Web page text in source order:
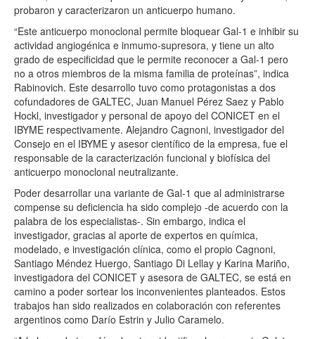
probaron y caracterizaron un anticuerpo humano.
“Este anticuerpo monoclonal permite bloquear Gal-1 e inhibir su
actividad angiogénica e inmumo-supresora, y tiene un alto
grado de especificidad que le permite reconocer a Gal-1 pero
no a otros miembros de la misma familia de proteínas”, indica
Rabinovich. Este desarrollo tuvo como protagonistas a dos
cofundadores de GALTEC, Juan Manuel Pérez Saez y Pablo
Hockl, investigador y personal de apoyo del CONICET en el
IBYME respectivamente. Alejandro Cagnoni, investigador del
Consejo en el IBYME y asesor científico de la empresa, fue el
responsable de la caracterización funcional y biofísica del
anticuerpo monoclonal neutralizante.
Poder desarrollar una variante de Gal-1 que al administrarse
compense su deficiencia ha sido complejo -de acuerdo con la
palabra de los especialistas-. Sin embargo, indica el
investigador, gracias al aporte de expertos en química,
modelado, e investigación clínica, como el propio Cagnoni,
Santiago Méndez Huergo, Santiago Di Lellay y Karina Mariño,
investigadora del CONICET y asesora de GALTEC, se está en
camino a poder sortear los inconvenientes planteados. Estos
trabajos han sido realizados en colaboración con referentes
argentinos como Darío Estrin y Julio Caramelo.